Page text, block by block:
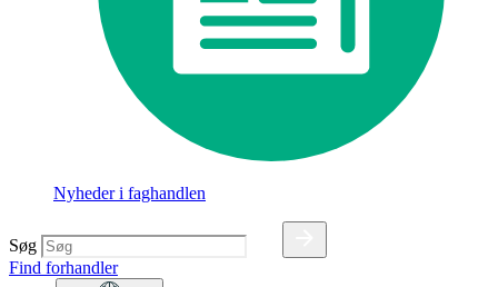
Nyheder i faghandlen
Søg
Find forhandler